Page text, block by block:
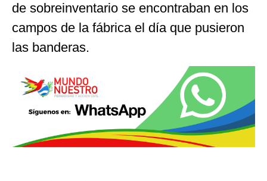
de sobreinventario se encontraban en los
campos de la fábrica el día que pusieron
las banderas.